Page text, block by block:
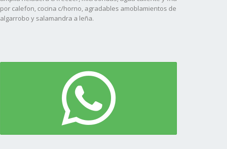
por calefon, cocina c/horno, agradables amoblamientos de
algarrobo y salamandra a leña.